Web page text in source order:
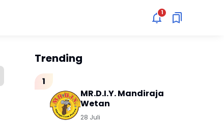
Trending
MR.D.I.Y. Mandiraja
Wetan
28 Juli